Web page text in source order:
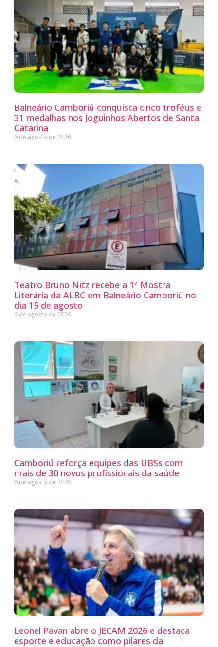
Balneário Camboriú conquista cinco troféus e
31 medalhas nos Joguinhos Abertos de Santa
Catarina
6 de agosto de 2026
Teatro Bruno Nitz recebe a 1ª Mostra
Literária da ALBC em Balneário Camboriú no
dia 15 de agosto
6 de agosto de 2026
Camboriú reforça equipes das UBSs com
mais de 30 novos profissionais da saúde
6 de agosto de 2026
Leonel Pavan abre o JECAM 2026 e destaca
esporte e educação como pilares da